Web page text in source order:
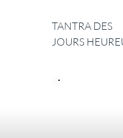
TANTRA DES
JOURS